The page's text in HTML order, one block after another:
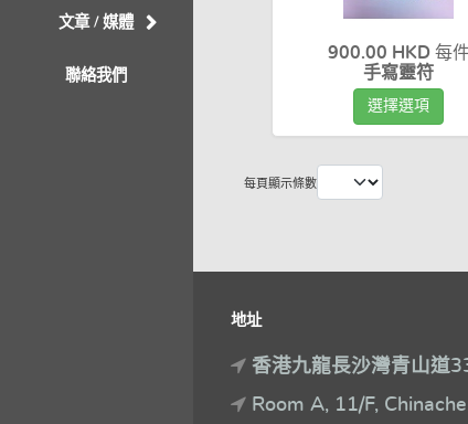
文章 / 媒體
聯絡我們
900.00 HKD 每
手寫靈符
選擇選項
每頁顯示條數
地址
香港九龍長沙灣青山道
Room A, 11/F,